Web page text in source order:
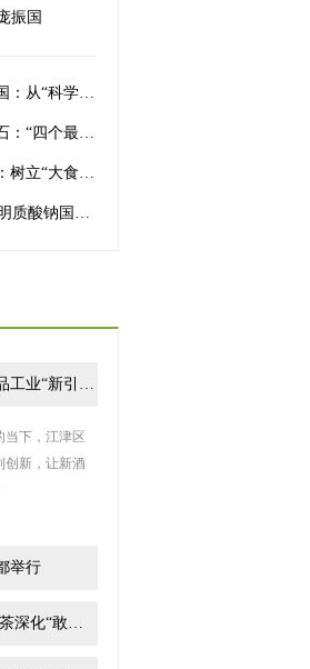
振国
“大食物观”专家谈｜孙宝国：从“科学三减”到“科学加减”，“双轮驱动”践行食品产业健康转型
“大食物观”专家谈｜陈君石：“四个最严”方针 让中国食品安全更上一层楼
“大食物观”专家谈｜陈坚：树立“大食物观”，向植物动物微生物要蛋白
陈坚：建议完善食品级透明质酸钠国家标准（视频）
新酒饮何以成为江津消费品工业“新引擎”？
当下，江津区
创新，让新酒
举行
历史名城再添新茶香 小罐茶深化“敢保真”布局